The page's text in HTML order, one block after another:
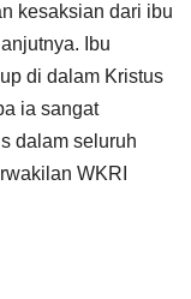
kesaksian dari ibu
Ibu
di dalam Kristus
ia sangat
dalam seluruh
WKRI